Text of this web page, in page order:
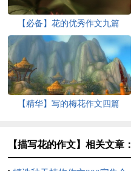
【必备】花的优秀作文九篇
【精华】写的梅花作文四篇
【描写花的作文】相关文章：